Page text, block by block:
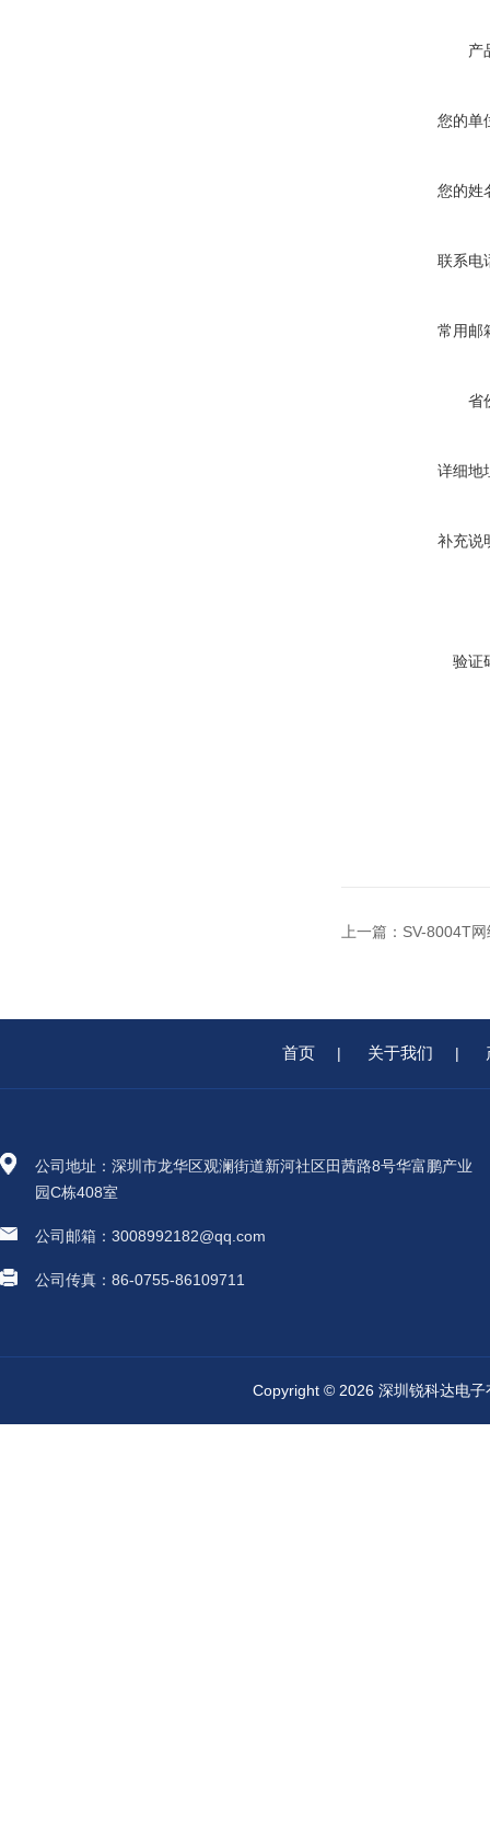
产
您的单
您的姓
联系电
常用邮
省
详细地
补充说
验证
上一篇： SV-8004T
首页 | 关于我们 |
公司地址：深圳市龙华区观澜街道新河社区田茜路8号华富鹏产业
园C栋408室
公司邮箱：3008992182@qq.com
公司传真：86-0755-86109711
Copyright © 2026 深圳锐科达电